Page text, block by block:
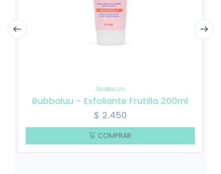
/BUBBALUU
Bubbaluu - Exfoliante Frutilla 200ml
$ 2.450
COMPRAR